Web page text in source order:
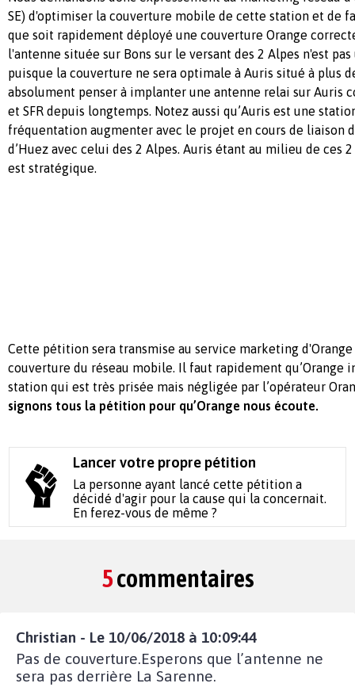
SE) d'optimiser la couverture mobile de cette station et de
que soit rapidement déployé une couverture Orange
l'antenne située sur Bons sur le versant des 2 Alpes n'est
puisque la couverture ne sera optimale à Auris situé à plus
absolument penser à implanter une antenne relai sur Auris
et SFR depuis longtemps. Notez aussi qu’Auris est une
fréquentation augmenter avec le projet en cours de liaison
d’Huez avec celui des 2 Alpes. Auris étant au milieu de ces
est stratégique.
Cette pétition sera transmise au service marketing
couverture du réseau mobile. Il faut rapidement qu’Orange
station qui est très prisée mais négligée par l’opérateur
signons tous la pétition pour qu’Orange nous écoute.
Lancer votre propre pétition
La personne ayant lancé cette pétition a
décidé d'agir pour la cause qui la concernait.
En ferez-vous de même ?
5commentaires
Christian - Le 10/06/2018 à 10:09:44
Pas de couverture.Esperons que l’antenne ne
sera pas derrière La Sarenne.